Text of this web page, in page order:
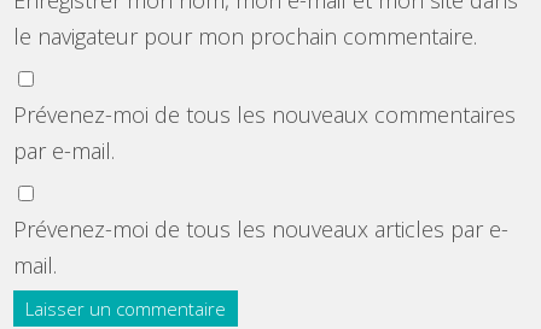
le navigateur pour mon prochain commentaire.
Prévenez-moi de tous les nouveaux commentaires
par e-mail.
Prévenez-moi de tous les nouveaux articles par e-
mail.